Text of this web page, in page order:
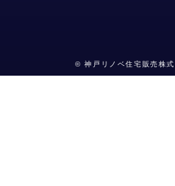
© 神戸リノベ住宅販売株